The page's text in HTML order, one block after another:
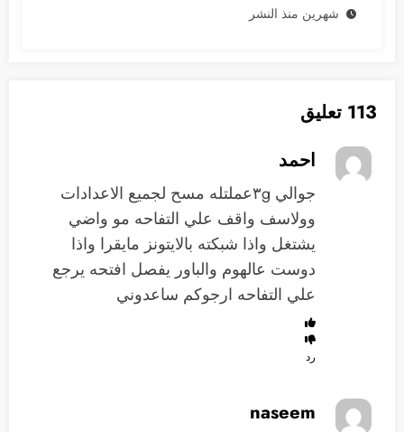
شهرين منذ النشر
113 تعليق
احمد
جوالي ٣gعملتله مسح لجميع الاعدادات
وولاسف واقف علي التفاحه مو واضي
يشتغل واذا شبكته بالايتونز مايقرا واذا
دوست عالهوم والباور يفصل افتحه يرجع
علي التفاحه ارجوكم ساعدوني
رد
naseem